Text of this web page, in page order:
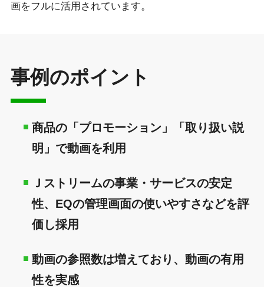
画をフルに活用されています。
事例のポイント
商品の「プロモーション」「取り扱い説
明」で動画を利用
Ｊストリームの事業・サービスの安定
性、EQの管理画面の使いやすさなどを評
価し採用
動画の参照数は増えており、動画の有用
性を実感